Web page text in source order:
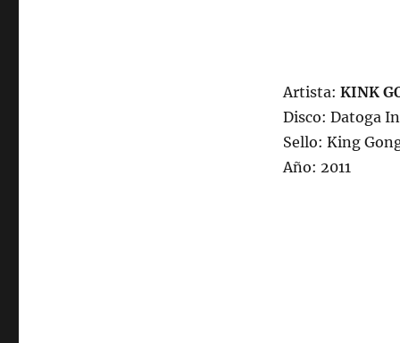
Artista: KINK
Disco: Datoga
Sello: King
Año: 2011